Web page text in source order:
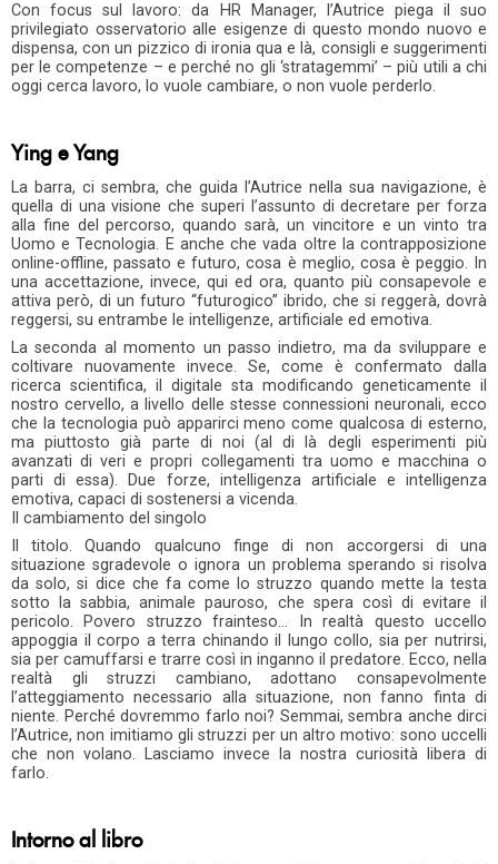
Con focus sul lavoro: da HR Manager, l’Autrice piega il suo
privilegiato osservatorio alle esigenze di questo mondo nuovo e
dispensa, con un pizzico di ironia qua e là, consigli e suggerimenti
per le competenze – e perché no gli ‘stratagemmi’ – più utili a chi
oggi cerca lavoro, lo vuole cambiare, o non vuole perderlo.
Ying e Yang
La barra, ci sembra, che guida l’Autrice nella sua navigazione, è
quella di una visione che superi l’assunto di decretare per forza
alla fine del percorso, quando sarà, un vincitore e un vinto tra
Uomo e Tecnologia. E anche che vada oltre la contrapposizione
online-offline, passato e futuro, cosa è meglio, cosa è peggio. In
una accettazione, invece, qui ed ora, quanto più consapevole e
attiva però, di un futuro “futurogico” ibrido, che si reggerà, dovrà
reggersi, su entrambe le intelligenze, artificiale ed emotiva.
La seconda al momento un passo indietro, ma da sviluppare e
coltivare nuovamente invece. Se, come è confermato dalla
ricerca scientifica, il digitale sta modificando geneticamente il
nostro cervello, a livello delle stesse connessioni neuronali, ecco
che la tecnologia può apparirci meno come qualcosa di esterno,
ma piuttosto già parte di noi (al di là degli esperimenti più
avanzati di veri e propri collegamenti tra uomo e macchina o
parti di essa). Due forze, intelligenza artificiale e intelligenza
emotiva, capaci di sostenersi a vicenda.
Il cambiamento del singolo
Il titolo. Quando qualcuno finge di non accorgersi di una
situazione sgradevole o ignora un problema sperando si risolva
da solo, si dice che fa come lo struzzo quando mette la testa
sotto la sabbia, animale pauroso, che spera così di evitare il
pericolo. Povero struzzo frainteso… In realtà questo uccello
appoggia il corpo a terra chinando il lungo collo, sia per nutrirsi,
sia per camuffarsi e trarre così in inganno il predatore. Ecco, nella
realtà gli struzzi cambiano, adottano consapevolmente
l’atteggiamento necessario alla situazione, non fanno finta di
niente. Perché dovremmo farlo noi? Semmai, sembra anche dirci
l’Autrice, non imitiamo gli struzzi per un altro motivo: sono uccelli
che non volano. Lasciamo invece la nostra curiosità libera di
farlo.
Intorno al libro